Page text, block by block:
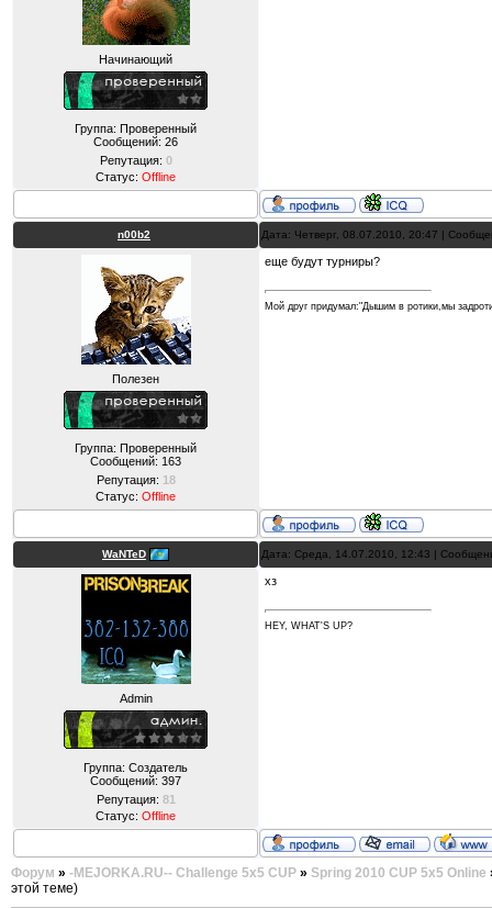
Начинающий
Группа: Проверенный
Сообщений: 26
Репутация: 0
Статус: Offline
n00b2 Дата: Четверг, 08.07.2010, 20:47 |
Полезен
Группа: Проверенный
Сообщений: 163
Репутация: 18
Статус: Offline
еще будут турниры?
Мой друг придумал:"Дышим в ротики,мы
WaNTeD Дата: Среда, 14.07.2010, 12:43 |
Admin
Группа: Создатель
Сообщений: 397
Репутация: 81
Статус: Offline
хз
HEY, WHAT'S UP?
Форум » -MEJORKA.RU-- Challenge 5x5 CUP » Spring 2010 CUP 5x5 Online
этой теме)